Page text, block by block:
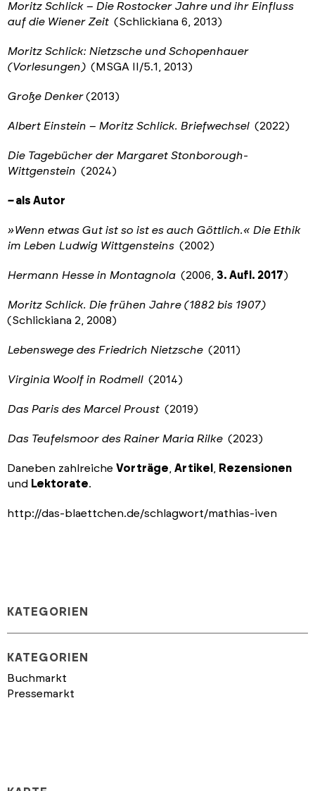
Moritz Schlick – Die Rostocker Jahre und ihr Einfluss
auf die Wiener Zeit (Schlickiana 6, 2013)
Moritz Schlick: Nietzsche und Schopenhauer
(Vorlesungen) (MSGA II/5.1, 2013)
Große Denker(2013)
Albert Einstein – Moritz Schlick. Briefwechsel (2022)
Die Tagebücher der Margaret Stonborough-
Wittgenstein (2024)
–als Autor
»Wenn etwas Gut ist so ist es auch Göttlich.« Die Ethik
im Leben Ludwig Wittgensteins (2002)
Hermann Hesse in Montagnola (2006, 3. Aufl. 2017)
Moritz Schlick. Die frühen Jahre (1882 bis 1907)
(Schlickiana 2, 2008)
Lebenswege des Friedrich Nietzsche(2011)
Virginia Woolf in Rodmell(2014)
Das Paris des Marcel Proust(2019)
Das Teufelsmoor des Rainer Maria Rilke(2023)
Daneben zahlreiche Vorträge Artikel
Rezensionen
und Lektorate.
http://das-blaettchen.de/schlagwort/mathias-iven
KATEGORIEN
KATEGORIEN
Buchmarkt
Pressemarkt